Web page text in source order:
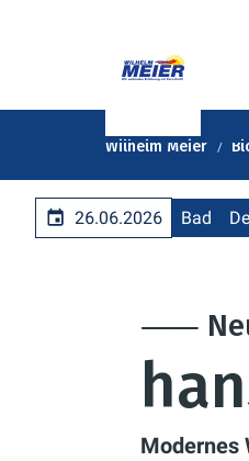
Wilhelm Meier
26.06.2026 Bad
⸺
Modernes